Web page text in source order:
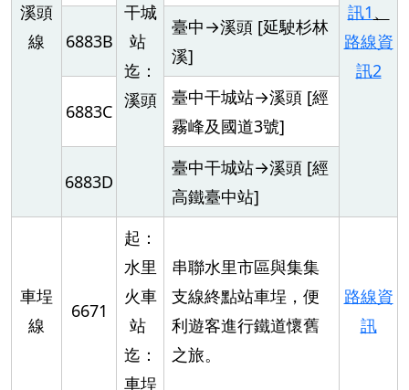
溪頭
線
干城
站
迄：
溪頭
訊1 、
路線資
訊2
6883B
臺中→溪頭 [延駛杉林
溪]
6883C
臺中干城站→溪頭 [經
霧峰及國道3號]
6883D
臺中干城站→溪頭 [經
高鐵臺中站]
車埕
線
6671
起：
水里
火車
站
迄：
車埕
串聯水里市區與集集
支線終點站車埕，便
利遊客進行鐵道懷舊
之旅。
路線資
訊